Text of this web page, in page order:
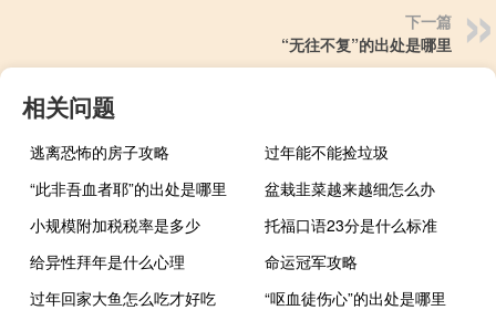
下一篇
“无往不复”的出处是哪里
相关问题
逃离恐怖的房子攻略
过年能不能捡垃圾
“此非吾血者耶”的出处是哪里
盆栽韭菜越来越细怎么办
小规模附加税税率是多少
托福口语23分是什么标准
给异性拜年是什么心理
命运冠军攻略
过年回家大鱼怎么吃才好吃
“呕血徒伤心”的出处是哪里